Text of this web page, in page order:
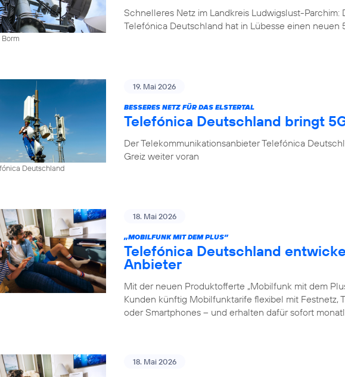
Schnelleres Netz im Landkreis Ludwigslust-Parchim:
Telefónica Deutschland hat in Lübesse einen
Deutschland
19. Mai 2026
BESSERES NETZ FÜR DAS ELSTERTAL
Telefónica Deutschland bringt
Der Telekommunikationsanbieter Telefónica
Greiz weiter voran
18. Mai 2026
„MOBILFUNK MIT DEM PLUS”
Telefónica Deutschland
Anbieter
Mit der neuen Produktofferte „Mobilfunk mit dem
Kunden künftig Mobilfunktarife flexibel mit Festnetz,
oder Smartphones – und erhalten dafür sofort
18. Mai 2026